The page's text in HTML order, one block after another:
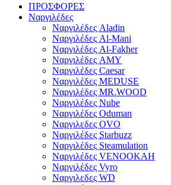
ΠΡΟΣΦΟΡΕΣ
Ναργιλέδες
Ναργιλέδες Aladin
Ναργιλέδες Al-Mani
Ναργιλέδες Al-Fakher
Ναργιλέδες AΜΥ
Ναργιλέδες Caesar
Ναργιλέδες MEDUSE
Ναργιλέδες MR.WOOD
Ναργιλέδες Nube
Ναργιλέδες Oduman
Ναργιλεδες OVO
Ναργιλέδες Starbuzz
Ναργιλέδες Steamulation
Ναργιλέδες VENOOKAH
Ναργιλέδες Vyro
Ναργιλεδες WD